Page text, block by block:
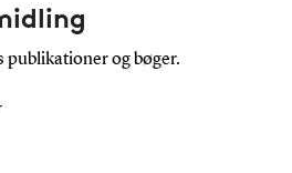
publikationer og bøger.